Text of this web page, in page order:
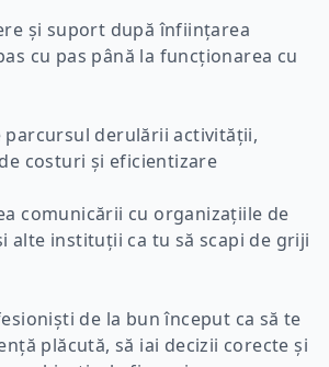
și suport după înființarea
cu pas până la funcționarea cu
derulării activității,
costuri și eficientizare
comunicării cu organizațiile de
alte instituții ca tu să scapi de griji
de la bun început ca să te
plăcută, să iai decizii corecte și